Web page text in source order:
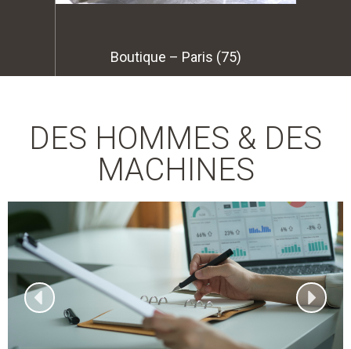
Boutique – Paris (75)
DES HOMMES & DES
MACHINES